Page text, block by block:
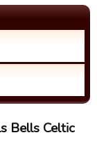
Bells Celtic